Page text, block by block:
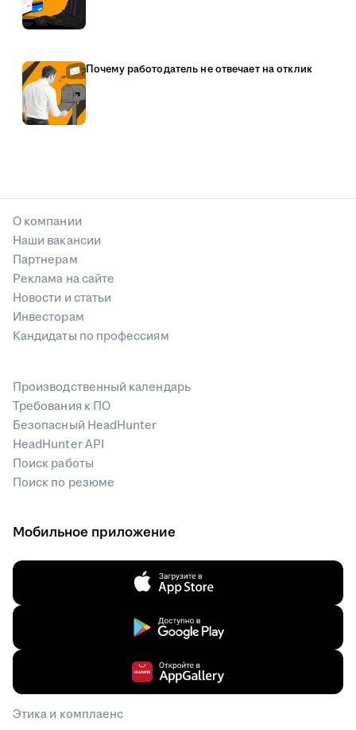
Почему работодатель не отвечает на отклик
О компании
Наши вакансии
Партнерам
Реклама на сайте
Новости и статьи
Инвесторам
Кандидаты по профессиям
Производственный календарь
Требования к ПО
Безопасный HeadHunter
HeadHunter API
Поиск работы
Поиск по резюме
Мобильное приложение
Этика и комплаенс